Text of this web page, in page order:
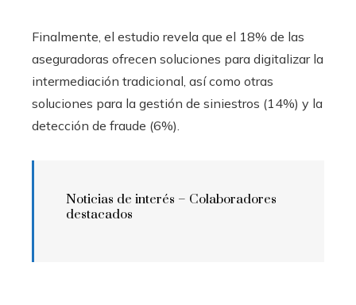
Finalmente, el estudio revela que el 18% de las
aseguradoras ofrecen soluciones para digitalizar la
intermediación tradicional, así como otras
soluciones para la gestión de siniestros (14%) y la
detección de fraude (6%).
Noticias de interés – Colaboradores
destacados